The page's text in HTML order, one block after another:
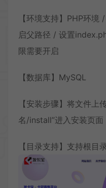
【环境支持】PHP环
启父路径 / 设置
限需要开启
【数据库】MySQL
【安装步骤】将文件
名/install”进入安装页
【目录支持】支持根目